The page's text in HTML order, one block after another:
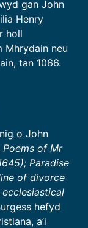
gan John
Henry
holl
Mhrydain neu
tan 1066.
o John
Poems of Mr
Paradise
of divorce
hefyd
a’i